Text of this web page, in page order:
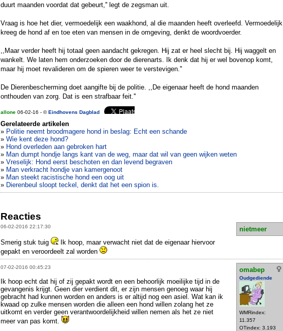
duurt maanden voordat dat gebeurt,'' legt de zegsman uit.
Vraag is hoe het dier, vermoedelijk een waakhond, al die maanden heeft overleefd. Vermoedelijk
kreeg de hond af en toe eten van mensen in de omgeving, denkt de woordvoerder.
,,Maar verder heeft hij totaal geen aandacht gekregen. Hij zat er heel slecht bij. Hij waggelt en
wankelt. We laten hem onderzoeken door de dierenarts. Ik denk dat hij er wel bovenop komt,
maar hij moet revalideren om de spieren weer te verstevigen.''
De Dierenbescherming doet aangifte bij de politie. ,,De eigenaar heeft de hond maanden
onthouden van zorg. Dat is een strafbaar feit.''
allone 06-02-16 - ©Eindhovens Dagblad
Gerelateerde artikelen
» Politie neemt broodmagere hond in beslag: Echt een schande
» Wie kent deze hond?
» Hond overleden aan gebroken hart
» Man dumpt hondje langs kant van de weg, maar dat wil van geen wijken weten
» Vreselijk: Hond eerst beschoten en dan levend begraven
» Man verkracht hondje van kamergenoot
» Man steekt racistische hond een oog uit
» Dierenbeul sloopt teckel, denkt dat het een spion is.
Reacties
06-02-2016 22:17:30
nietmeer
Smerig stuk tuig
Ik hoop, maar verwacht niet dat de eigenaar hiervoor
gepakt en veroordeelt zal worden
07-02-2016 00:45:23 omabep
Oudgediende
WMRindex:
11.357
OTindex: 3.193
Ik hoop echt dat hij of zij gepakt wordt en een behoorlijk moeilijke tijd in de
gevangenis krijgt. Geen dier verdient dit, er zijn mensen genoeg waar hij
gebracht had kunnen worden en anders is er altijd nog een asiel. Wat kan ik
kwaad op zulke mensen worden die alleen een hond willen zolang het ze
uitkomt en verder geen verantwoordelijkheid willen nemen als het ze niet
meer van pas komt.